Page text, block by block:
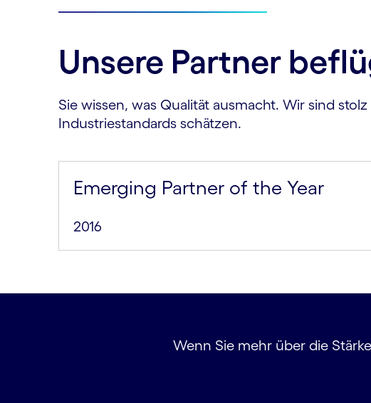
Unsere Partner
Sie wissen, was Qualität ausmacht. Wir sind
Industriestandards schätzen.
Emerging Partner of the Year
2016
Wenn Sie mehr über die